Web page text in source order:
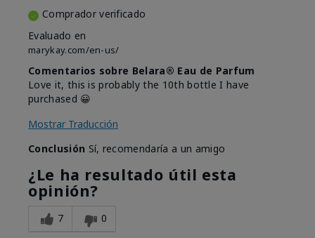
Comprador verificado
Evaluado en
marykay.com/en-us/
Comentarios sobre Belara® Eau de Parfum
Love it, this is probably the 10th bottle I have
purchased 😀
Mostrar Traducción
Conclusión Sí, recomendaría a un amigo
¿Le ha resultado útil esta
opinión?
7 0